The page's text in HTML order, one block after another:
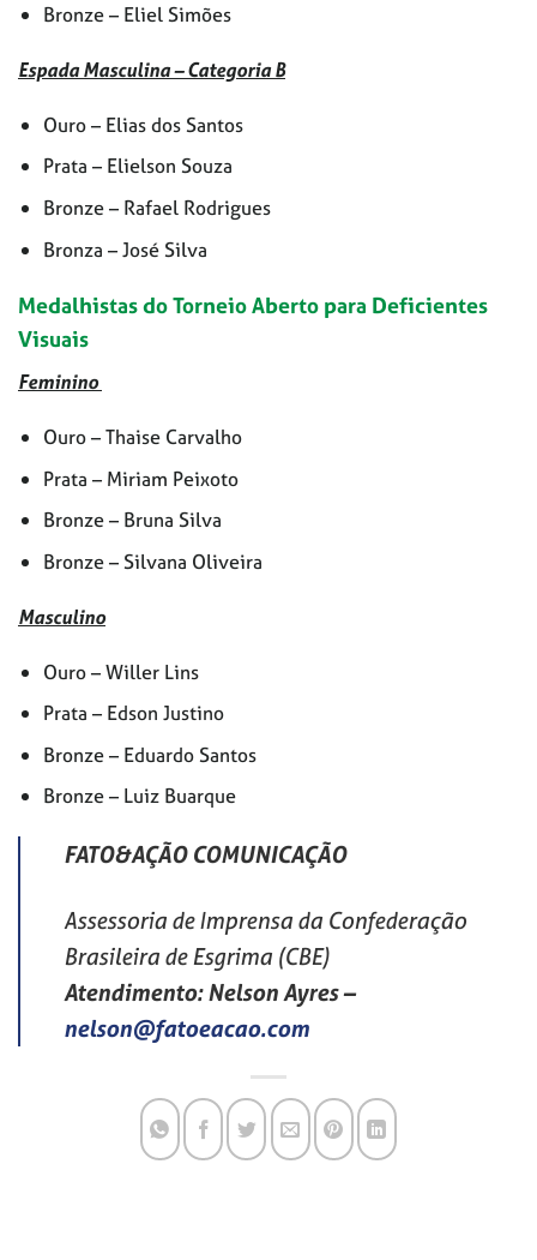
Bronze – Eliel Simões
Espada Masculina – Categoria B
Ouro – Elias dos Santos
Prata – Elielson Souza
Bronze – Rafael Rodrigues
Bronza – José Silva
Medalhistas do Torneio Aberto para Deficientes
Visuais
Feminino
Ouro – Thaise Carvalho
Prata – Miriam Peixoto
Bronze – Bruna Silva
Bronze – Silvana Oliveira
Masculino
Ouro – Willer Lins
Prata – Edson Justino
Bronze – Eduardo Santos
Bronze – Luiz Buarque
FATO&AÇÃO COMUNICAÇÃO
Assessoria de Imprensa da Confederação
Brasileira de Esgrima (CBE)
Atendimento: Nelson Ayres–
nelson@fatoeacao.com